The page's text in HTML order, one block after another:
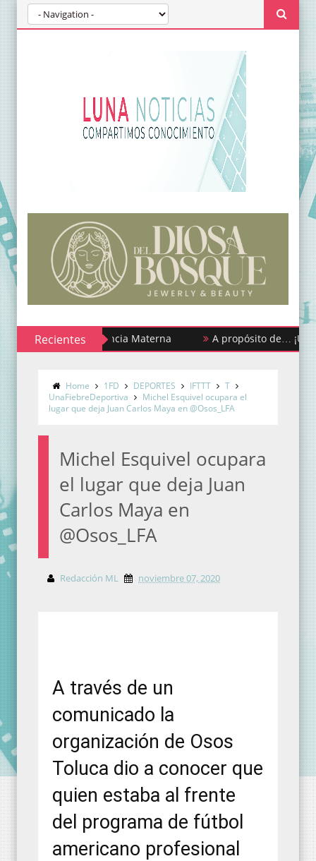
Recientes
de la Lactancia Materna
A propósito de… ¡Urgencias y
y mitos de la menstruación
Home 1FD DEPORTES IFTTT
T
UnaFiebreDeportiva
Michel Esquivel ocupara el
lugar que deja Juan Carlos Maya en @Osos_LFA
Michel Esquivel ocupara
el lugar que deja Juan
Carlos Maya en
@Osos_LFA
Redacción ML noviembre 07, 2020
A través de un
comunicado la
organización de Osos
Toluca dio a conocer que
quien estaba al frente
del programa de fútbol
americano profesional